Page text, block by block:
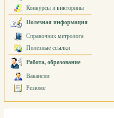
Конкурсы и викторины
Полезная информация
Справочник метролога
Полезные ссылки
Работа, образование
Вакансии
Резюме